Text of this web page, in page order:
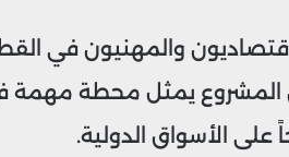
والمهنيون في
أن المشروع يمثل محطة مهمة
على الأسواق الدولية.